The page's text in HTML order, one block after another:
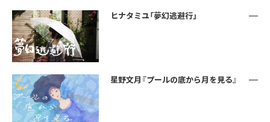
ヒナタミユ「夢幻逃避行」
星野文月『プールの底から月を見る』